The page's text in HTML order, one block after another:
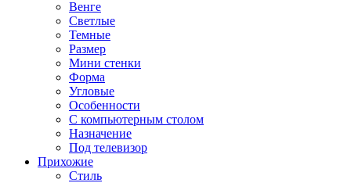
Венге
Светлые
Темные
Размер
Мини стенки
Форма
Угловые
Особенности
С компьютерным столом
Назначение
Под телевизор
Прихожие
Стиль